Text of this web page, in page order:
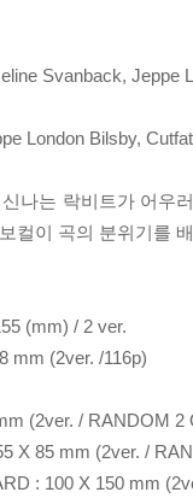
Svanback, Jeppe
London Bilsby,
신나는 락비트가 어
컬이 곡의 분위기를
(mm) / 2 ver.
mm (2ver. /116p)
(2ver. / RANDOM 2
X 85 mm (2ver. /
: 100 X 150 mm